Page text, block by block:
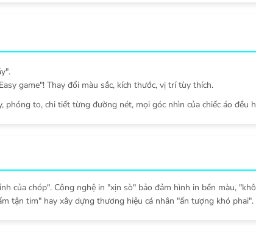
game"! Thay đổi màu sắc, kích thước, vị trí tùy thích.
phóng to, chi tiết từng đường nét, mọi góc nhìn của chiếc áo đều
của chóp". Công nghệ in "xịn sò" bảo đảm hình in bền màu,
tận tim" hay xây dựng thương hiệu cá nhân "ấn tượng khó